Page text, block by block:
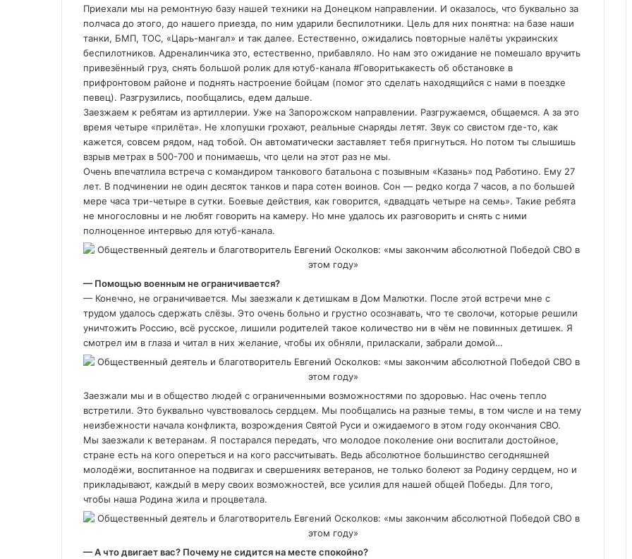
Приехали мы на ремонтную базу нашей техники на Донецком направлении. И оказалось, что буквально за
полчаса до этого, до нашего приезда, по ним ударили беспилотники. Цель для них понятна: на базе наши
танки, БМП, ТОС, «Царь-мангал» и так далее. Естественно, ожидались повторные налёты украинских
беспилотников. Адреналинчика это, естественно, прибавляло. Но нам это ожидание не помешало вручить
привезённый груз, снять большой ролик для ютуб-канала #Говоритькакесть об обстановке в
прифронтовом районе и поднять настроение бойцам (помог это сделать находящийся с нами в поездке
певец). Разгрузились, пообщались, едем дальше.
Заезжаем к ребятам из артиллерии. Уже на Запорожском направлении. Разгружаемся, общаемся. А за это
время четыре «прилёта». Не хлопушки грохают, реальные снаряды летят. Звук со свистом где-то, как
кажется, совсем рядом, над тобой. Он автоматически заставляет тебя пригнуться. Но потом ты слышишь
взрыв метрах в 500-700 и понимаешь, что цели на этот раз не мы.
Очень впечатлила встреча с командиром танкового батальона с позывным «Казань» под Работино. Ему 27
лет. В подчинении не один десяток танков и пара сотен воинов. Сон — редко когда 7 часов, а по большей
мере часа три-четыре в сутки. Боевые действия, как говорится, «двадцать четыре на семь». Такие ребята
не многословны и не любят говорить на камеру. Но мне удалось их разговорить и снять с ними
полноценное интервью для ютуб-канала.
— Помощью военным не ограничивается?
— Конечно, не ограничивается. Мы заезжали к детишкам в Дом Малютки. После этой встречи мне с
трудом удалось сдержать слёзы. Это очень больно и грустно осознавать, что те сволочи, которые решили
уничтожить Россию, всё русское, лишили родителей такое количество ни в чём не повинных детишек. Я
смотрел им в глаза и читал в них желание, чтобы их обняли, приласкали, забрали домой…
Заезжали мы и в общество людей с ограниченными возможностями по здоровью. Нас очень тепло
встретили. Это буквально чувствовалось сердцем. Мы пообщались на разные темы, в том числе и на тему
неизбежности начала конфликта, возрождения Святой Руси и ожидаемого в этом году окончания СВО.
Мы заезжали к ветеранам. Я постарался передать, что молодое поколение они воспитали достойное,
стране есть на кого опереться и на кого рассчитывать. Ведь абсолютное большинство сегодняшней
молодёжи, воспитанное на подвигах и свершениях ветеранов, не только болеют за Родину сердцем, но и
прикладывают, каждый в меру своих возможностей, все усилия для нашей общей Победы. Для того,
чтобы наша Родина жила и процветала.
— А что двигает вас? Почему не сидится на месте спокойно?